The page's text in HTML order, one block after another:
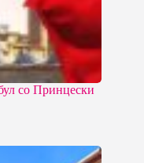
со Принцески